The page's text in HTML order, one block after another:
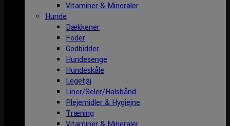
Vitaminer & Mineraler
Hunde
Dækkener
Foder
Godbidder
Hundesenge
Hundeskåle
Legetøj
Liner/Seler/Halsbånd
Plejemidler & Hygiejne
Træning